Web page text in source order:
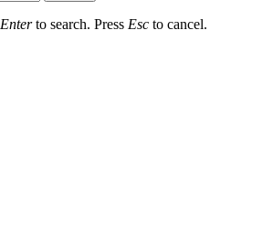
Enterto search. Press Esc to cancel.